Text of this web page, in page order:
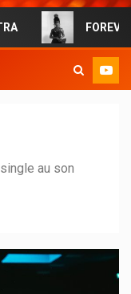
FOREVERMORE :
au son